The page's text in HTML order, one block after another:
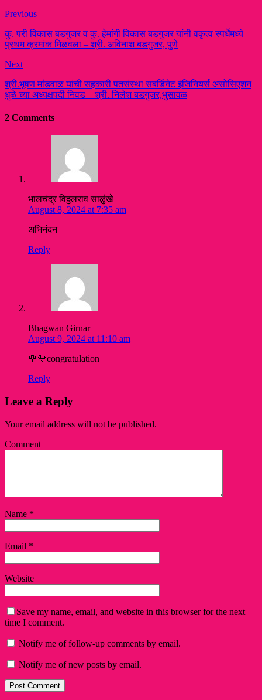
Previous
कु. परी विकास बडगुजर व कु. हेमांगी विकास बडगुजर यांनी वकृत्व स्पर्धेमध्ये
प्रथम क्रमांक मिळवला – श्री. अविनाश बडगुजर, पुणे
Next
श्री.भूषण मांडवाळ यांची सहकारी पतसंस्था सबर्डिनेट इंजिनियर्स असोसिएशन
धुळे च्या अध्यक्षपदी निवड – श्री. निलेश बडगुजर,भुसावळ
2 Comments
भालचंद्र विठ्ठलराव साळुंखे
August 8, 2024 at 7:35 am
अभिनंदन
Reply
Bhagwan Girnar
August 9, 2024 at 11:10 am
🌹🌹congratulation
Reply
Leave a Reply
Your email address will not be published.
Comment
Name *
Email *
Website
Save my name, email, and website in this browser for the next
time I comment.
Notify me of follow-up comments by email.
Notify me of new posts by email.